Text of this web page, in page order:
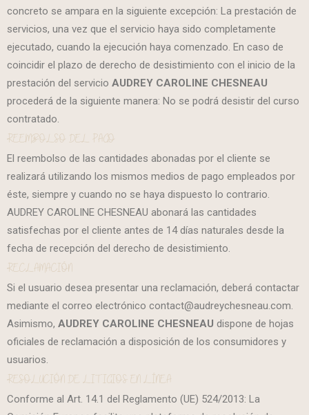
concreto se ampara en la siguiente excepción: La prestación de
servicios, una vez que el servicio haya sido completamente
ejecutado, cuando la ejecución haya comenzado. En caso de
coincidir el plazo de derecho de desistimiento con el inicio de la
prestación del servicio AUDREY CAROLINE CHESNEAU
procederá de la siguiente manera: No se podrá desistir del curso
contratado.
REEMBOLSO DEL PAGO
El reembolso de las cantidades abonadas por el cliente se
realizará utilizando los mismos medios de pago empleados por
éste, siempre y cuando no se haya dispuesto lo contrario.
AUDREY CAROLINE CHESNEAU abonará las cantidades
satisfechas por el cliente antes de 14 días naturales desde la
fecha de recepción del derecho de desistimiento.
RECLAMACIÓN
Si el usuario desea presentar una reclamación, deberá contactar
mediante el correo electrónico contact@audreychesneau.com.
Asimismo, AUDREY CAROLINE CHESNEAU dispone de hojas
oficiales de reclamación a disposición de los consumidores y
usuarios.
RESOLUCIÓN DE LITIGIOS EN LÍNEA
Conforme al Art. 14.1 del Reglamento (UE) 524/2013: La